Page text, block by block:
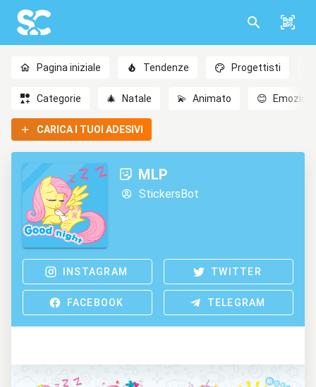
Pagina iniziale Tendenze Progettisti
Categorie 🎄 Natale 💫 Animato 😊 Emozioni
CARICA I TUOI ADESIVI
MLP
StickersBot
INSTAGRAM TWITTER
FACEBOOK TELEGRAM